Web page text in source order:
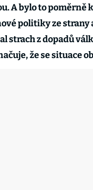
A bylo to poměrně
politiky ze strany
strach z dopadů
že se situace